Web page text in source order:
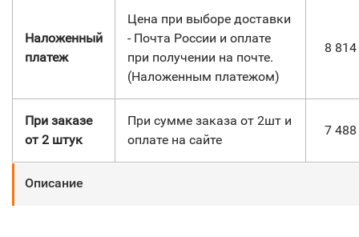
Наложенный
платеж
Цена при выборе доставки
- Почта России и оплате
при получении на почте.
(Наложенным платежом)
8 814
При заказе
от 2 штук
При сумме заказа от 2шт и
оплате на сайте
7 488
Описание